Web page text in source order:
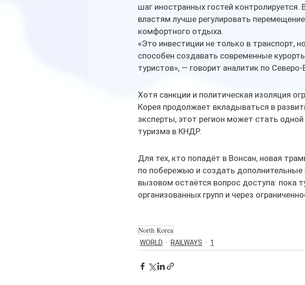
шаг иностранных гостей
властям лучше регулировать
комфортного отдыха.
«Это инвестиции не только в транспорт,
способен создавать современные
туристов», — говорит аналитик по
Хотя санкции и политическая изоляция
Корея продолжает вкладываться в
эксперты, этот регион может стать
туризма в КНДР.
Для тех, кто попадёт в Вонсан, новая
по побережью и создать
вызовом остаётся вопрос доступа: пока
организованных групп и через
North Korea
WORLD RAILWAYS 1